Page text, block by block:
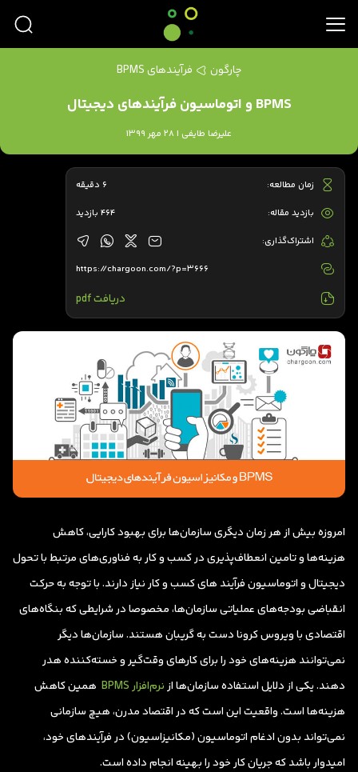
چارگون فرآیندهای BPMS
BPMS و اتوماسیون فرآیندهای دیجیتال
علیرضا طایفی | 28 مهر 1399
امروزه بیش از هر زمان دیگری سازمان‌ها برای بهبود کارایی، کاهش
هزینه‌ها و تامین انعطاف‌پذیری در کسب و کار به فناوری‌های مرتبط با تحول
دیجیتال و اتوماسیون فرآیند های کسب و کار نیاز دارند. با توجه به حرکت
انقباضی بودجه‌های عملیاتی سازمان‌ها، مخصوصا در شرایطی که بنگاه‌های
اقتصادی با ویروس کرونا دست به گریبان هستند. سازمان‌ها دیگر
نمی‌توانند هزینه‌های خود را برای کارهای وقت‌گیر و خسته‌کننده هدر
دهند. یکی از دلایل استفاده سازمان‌ها از نرم‌افزار BPMS
همین کاهش
هزینه‌ها است. واقعیت این است که در اقتصاد مدرن، هیچ سازمانی
نمی‌تواند بدون ادغام اتوماسیون (مکانیزاسیون) در فرآیندهای خود،
امیدوار باشد که جریان کار خود را بهینه انجام داده است.
زمان مطالعه: 6 دقیقه
بازدید مقاله: 464 بازدید
اشتراک‌گذاری:
https://chargoon.com/?p=3666
دریافت pdf